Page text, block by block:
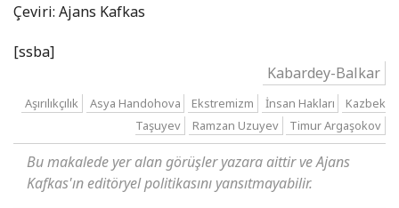
Çeviri: Ajans Kafkas
[ssba]
Kabardey-Balkar
Aşırılıkçılık Asya Handohova Ekstremizm İnsan Hakları
Kazbek
Taşuyev
Ramzan Uzuyev Timur Argaşokov
Bu makalede yer alan görüşler yazara aittir ve Ajans
Kafkas'ın editöryel politikasını yansıtmayabilir.